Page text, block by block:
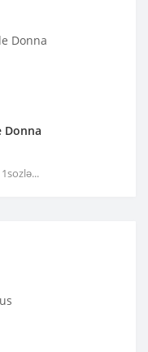
Donna